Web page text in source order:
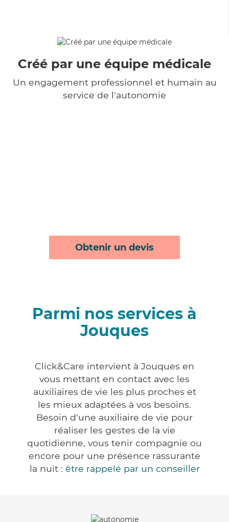
Créé par une équipe médicale
Un engagement professionnel et humain au
service de l'autonomie
Obtenir un devis
Parmi nos services à
Jouques
Click&Care intervient à Jouques en
vous mettant en contact avec les
auxiliaires de vie les plus proches et
les mieux adaptées à vos besoins.
Besoin d'une auxiliaire de vie pour
réaliser les gestes de la vie
quotidienne, vous tenir compagnie ou
encore pour une présence rassurante
la nuit : être rappelé par un conseiller